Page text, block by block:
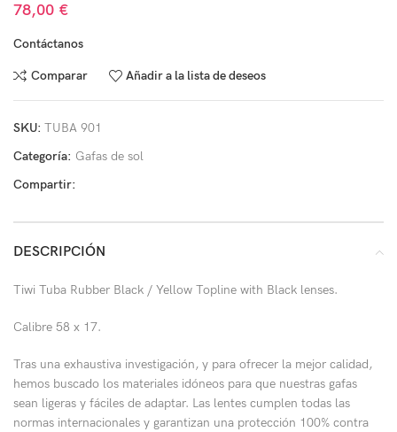
78,00 €
Contáctanos
Comparar Añadir a la lista de deseos
SKU: TUBA 901
Categoría: Gafas de sol
Compartir:
DESCRIPCIÓN
Tiwi Tuba Rubber Black / Yellow Topline with Black lenses.
Calibre 58 x 17.
Tras una exhaustiva investigación, y para ofrecer la mejor calidad,
hemos buscado los materiales idóneos para que nuestras gafas
sean ligeras y fáciles de adaptar. Las lentes cumplen todas las
normas internacionales y garantizan una protección 100% contra